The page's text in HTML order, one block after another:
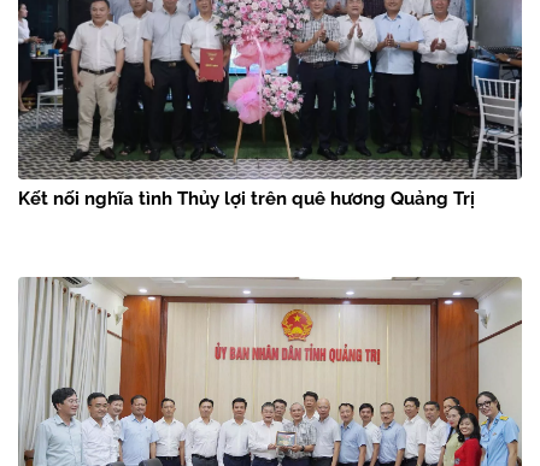
Kết nối nghĩa tình Thủy lợi trên quê hương Quảng Trị